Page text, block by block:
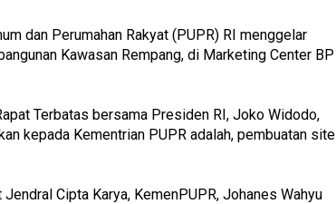
dan Perumahan Rakyat (PUPR) RI menggelar
Kawasan Rempang, di Marketing Center BP
Terbatas bersama Presiden RI, Joko Widodo,
kepada Kementrian PUPR adalah, pembuatan site
Cipta Karya, KemenPUPR, Johanes Wahyu